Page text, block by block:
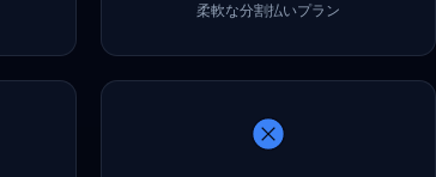
柔軟な分割払いプラン